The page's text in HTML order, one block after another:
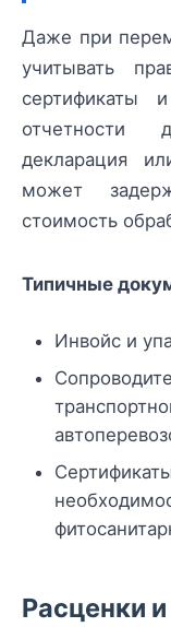
Даже при
учитывать
сертификаты
отчетности
декларация
может
стоимость
Типичные
Инвойс и
Расценки